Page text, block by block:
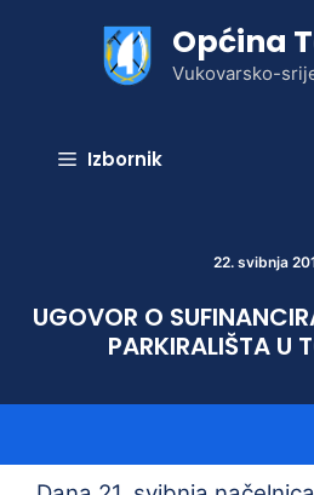
Općina
Vukovarsko-
Izbornik
22. svibnja
UGOVOR O
PARKIRALIŠTA U